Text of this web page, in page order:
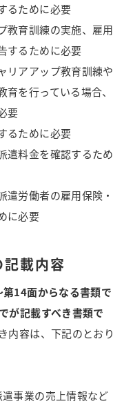
るために必要
教育訓練の実施、雇用
するために必要
リアアップ教育訓練や
を行っている場合、
要
るために必要
遣料金を確認するため
遣労働者の雇用保険・
に必要
載内容
14面からなる書類で
が記載すべき書類で
内容は、下記のとおり
事業の売上情報など